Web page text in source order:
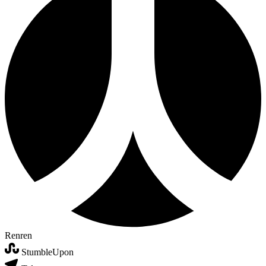
Renren
StumbleUpon